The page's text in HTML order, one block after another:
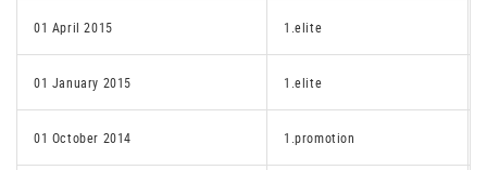
01 April 2015 1.elite
01 January 2015 1.elite
01 October 2014 1.promotion